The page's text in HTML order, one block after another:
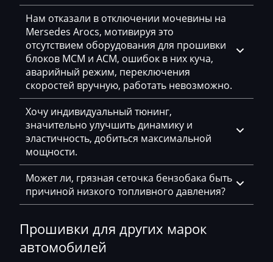
Mecalac
Mercedes-Benz
Mercury
Merlo
Metso
MG
Minelli
Mini
Mitsubishi
MTZ
Нам отказали в отключении мочевины на
Mersedes Arocs, мотивируя это
отсутствием оборудования для прошивки
блоков MCM и ACM, ошибок в них куча,
аварийный режим, переключения
скоростей вручную, работать невозможно.
Хочу индивидуальный тюнинг,
значительно улучшить динамику и
эластичность, добиться максимальной
мощности.
Может ли, грязная сеточка бензобака быть
причиной низкого топливного давления?
Прошивки для других марок
автомобилей